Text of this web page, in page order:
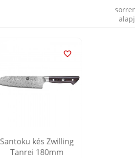

Santoku kés Zwilling
Tanrei 180mm